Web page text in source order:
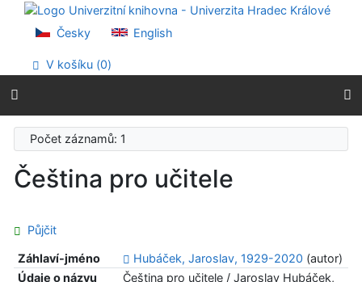
Přejít na obsah
Přejít na menu
Prohlášení o webové přístupnosti
Česky English
V košíku (0)
Počet záznamů: 1
Čeština pro učitele
Půjčit
Záhlaví-jméno Hubáček, Jaroslav, 1929-2020 (autor)
Údaje o názvu
Čeština pro učitele / Jaroslav Hubáček,